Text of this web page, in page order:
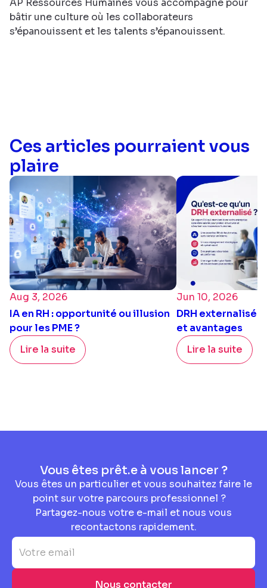
AP Ressources Humaines vous accompagne pour
bâtir une culture où les collaborateurs
s’épanouissent et les talents s’épanouissent.
Ces articles pourraient vous
plaire
Aug 3, 2026
IA en RH : opportunité ou illusion
pour les PME ?
Lire la suite
Jun 10, 2026
DRH externalisé :
et avantages
Lire la suite
Vous êtes prêt.e à vous lancer ?
Vous êtes un particulier et vous souhaitez faire le
point sur votre parcours professionnel ?
Partagez-nous votre e-mail et nous vous
recontactons rapidement.